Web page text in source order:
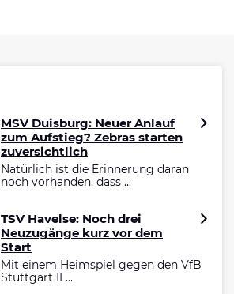
MSV Duisburg: Neuer Anlauf
zum Aufstieg? Zebras starten
zuversichtlich
Natürlich ist die Erinnerung daran
noch vorhanden, dass ...
TSV Havelse: Noch drei
Neuzugänge kurz vor dem
Start
Mit einem Heimspiel gegen den VfB
Stuttgart II ...